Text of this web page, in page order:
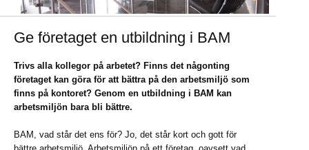
Ge företaget en utbildning i BAM
Trivs alla kollegor på arbetet? Finns det någonting
företaget kan göra för att bättra på den arbetsmiljö som
finns på kontoret? Genom en utbildning i BAM kan
arbetsmiljön bara bli bättre.
BAM, vad står det ens för? Jo, det står kort och gott för